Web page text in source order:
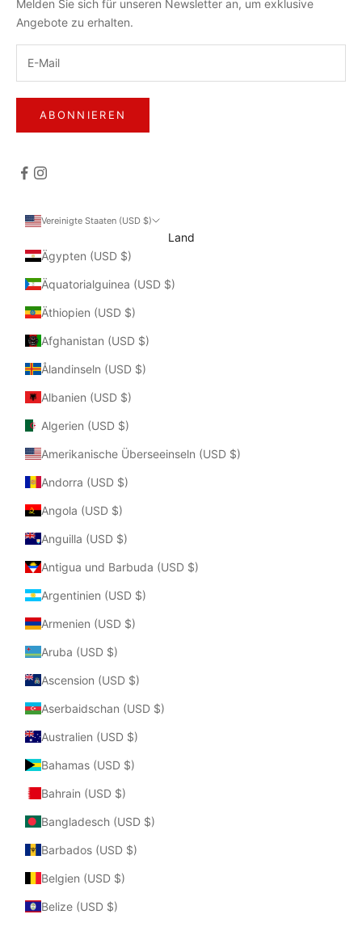
Melden Sie sich für unseren Newsletter an, um exklusive
Angebote zu erhalten.
ABONNIEREN
Vereinigte Staaten (USD $)
Land
Ägypten (USD $)
Äquatorialguinea (USD $)
Äthiopien (USD $)
Afghanistan (USD $)
Ålandinseln (USD $)
Albanien (USD $)
Algerien (USD $)
Amerikanische Überseeinseln (USD $)
Andorra (USD $)
Angola (USD $)
Anguilla (USD $)
Antigua und Barbuda (USD $)
Argentinien (USD $)
Armenien (USD $)
Aruba (USD $)
Ascension (USD $)
Aserbaidschan (USD $)
Australien (USD $)
Bahamas (USD $)
Bahrain (USD $)
Bangladesch (USD $)
Barbados (USD $)
Belgien (USD $)
Belize (USD $)